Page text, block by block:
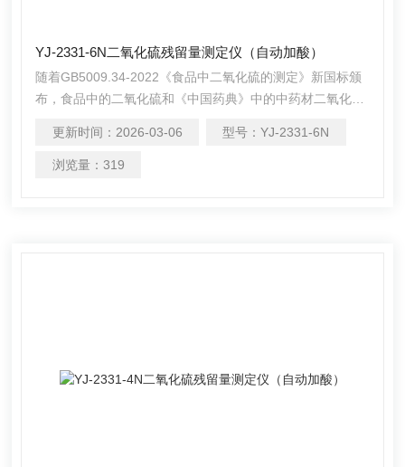
YJ-2331-6N二氧化硫残留量测定仪（自动加酸）
随着GB5009.34-2022《食品中二氧化硫的测定》新国标颁
布，食品中的二氧化硫和《中国药典》中的中药材二氧化硫
（自动加酸）在严格遵循国标要求的基础上， 整合加热，蒸
馏，氮吹，加酸，搅拌以及滴定等功能为一体，还可同时操
更新时间： 2026-03-06 型号：YJ-2331-6N
浏览量： 319